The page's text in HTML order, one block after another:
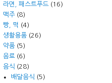
라면, 패스트푸드(16)
맥주(8)
빵, 떡 (4)
생활용품(26)
약품(5)
음료(6)
음식 (28)
배달음식 (5)